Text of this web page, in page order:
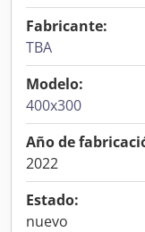
Fabricante:
TBA
Modelo:
400x300
Año de
2022
Estado:
nuevo